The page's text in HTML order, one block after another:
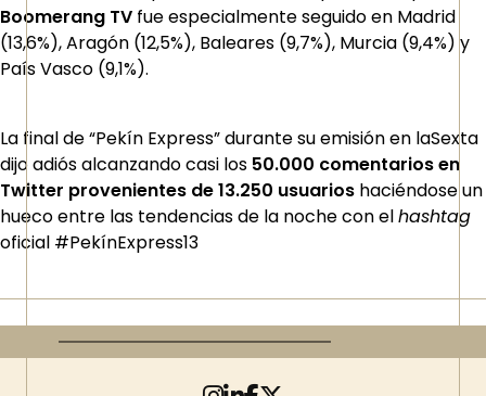
Boomerang TV fue especialmente seguido en Madrid
(13,6%), Aragón (12,5%), Baleares (9,7%), Murcia (9,4%) y
País Vasco (9,1%).
La final de “Pekín Express” durante su emisión en laSexta
dijo adiós alcanzando casi los 50.000 comentarios en
Twitter provenientes de 13.250 usuarios haciéndose un
hueco entre las tendencias de la noche con elhashtag
oficial #PekínExpress13